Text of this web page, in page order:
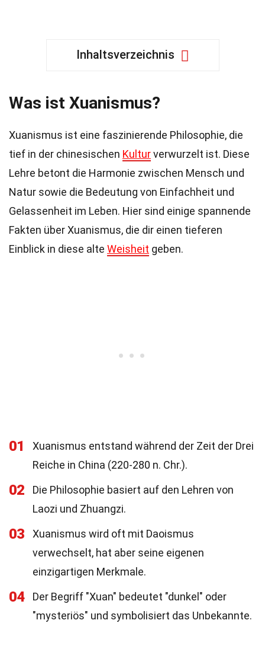
Inhaltsverzeichnis
Was ist Xuanismus?
Xuanismus ist eine faszinierende Philosophie, die
tief in der chinesischen Kulturverwurzelt ist. Diese
Lehre betont die Harmonie zwischen Mensch und
Natur sowie die Bedeutung von Einfachheit und
Gelassenheit im Leben. Hier sind einige spannende
Fakten über Xuanismus, die dir einen tieferen
Einblick in diese alte Weisheit geben.
01
Xuanismus entstand während der Zeit der Drei
Reiche in China (220-280 n. Chr.).
02
Die Philosophie basiert auf den Lehren von
Laozi und Zhuangzi.
03
Xuanismus wird oft mit Daoismus
verwechselt, hat aber seine eigenen
einzigartigen Merkmale.
04
Der Begriff "Xuan" bedeutet "dunkel" oder
"mysteriös" und symbolisiert das Unbekannte.